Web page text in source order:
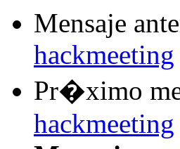
Mensaje
hackmeeting
Pr�ximo
hackmeeting